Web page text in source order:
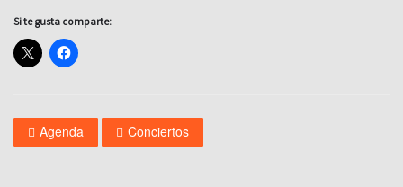
Si te gusta comparte:
Agenda Conciertos